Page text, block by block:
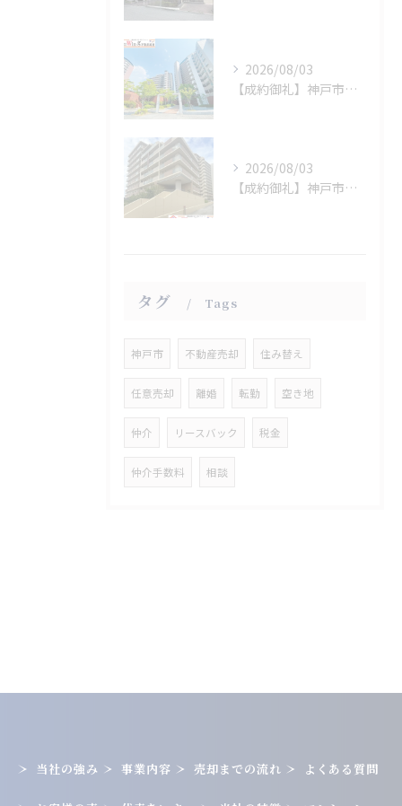
2026/08/03
【成約御礼】神戸市西区
2026/08/03
【成約御礼】神戸市垂水区
タグ Tags
神戸市 不動産売却 住み替え
任意売却 離婚 転勤 空き地
仲介 リースバック 税金
仲介手数料 相談
当社の強み 事業内容 売却までの流れ よくある質問